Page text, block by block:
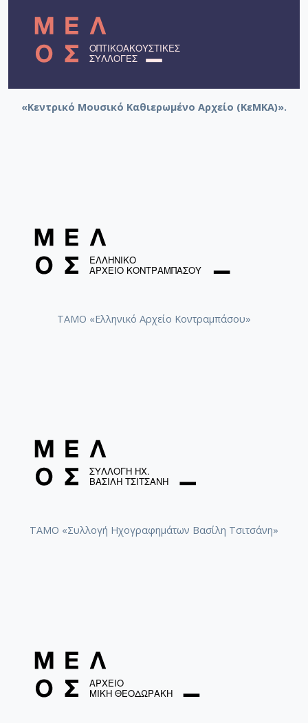
«Κεντρικό Μουσικό Καθιερωμένο Αρχείο (ΚεΜΚΑ)».
ΤΑΜΟ «Ελληνικό Αρχείο Κοντραμπάσου»
ΤΑΜΟ «Συλλογή Ηχογραφημάτων Βασίλη Τσιτσάνη»